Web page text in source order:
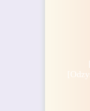
[
[